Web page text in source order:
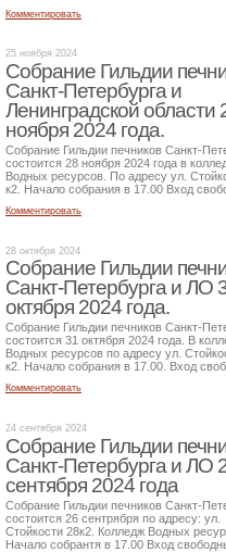
Комментировать
25 ноября 2024
Собрание Гильдии
Санкт-Петербурга и
Ленинградской области
ноября 2024 года.
Собрание Гильдии печников Санкт-
состоится 28 ноября 2024 года в
Водных ресурсов. По адресу ул.
к2. Начало собрания в 17.00 Вход
Комментировать
28 октября 2024
Собрание Гильдии
Санкт-Петербурга и ЛО
октября 2024 года.
Собрание Гильдии печников Санкт-
состоится 31 октября 2024 года. В
Водных ресурсов по адресу ул.
к2. Начало собрания в 17.00. Вход
Комментировать
24 сентября 2024
Собрание Гильдии
Санкт-Петербурга и ЛО
сентября 2024 года
Собрание Гильдии печников Санкт-
состоится 26 сентрября по адресу: ул.
Стойкости 28к2. Колледж Водных
Начало собрантя в 17.00 Вход